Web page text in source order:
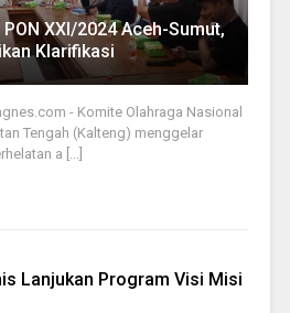
XXI/2024 Aceh-Sumut,
Klarifikasi
- Komite Olahraga Nasional
Tengah (Kalteng) menggelar
a [...]
Lanjukan Program Visi Misi